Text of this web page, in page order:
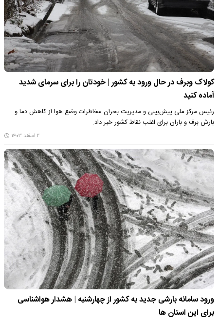
کولاک وبرف در حال ورود به کشور | خودتان را برای سرمای شدید
آماده کنید
رئیس مرکز ملی پیش‌بینی و مدیریت بحران مخاطرات وضع هوا از کاهش دما و
بارش برف و باران برای اغلب نقاط کشور خبر داد.
۲ اسفند ۱۴۰۳
ورود سامانه بارشی جدید به کشور از چهارشنبه | هشدار هواشناسی
برای این استان ها